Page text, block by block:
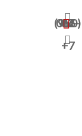
+7 (950) 065-47-82
+7